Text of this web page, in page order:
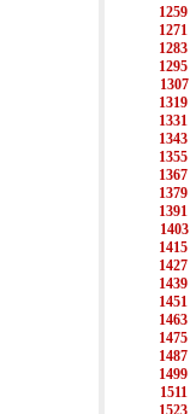
1259
1271
1283
1295
1307
1319
1331
1343
1355
1367
1379
1391
1403
1415
1427
1439
1451
1463
1475
1487
1499
1511
1523